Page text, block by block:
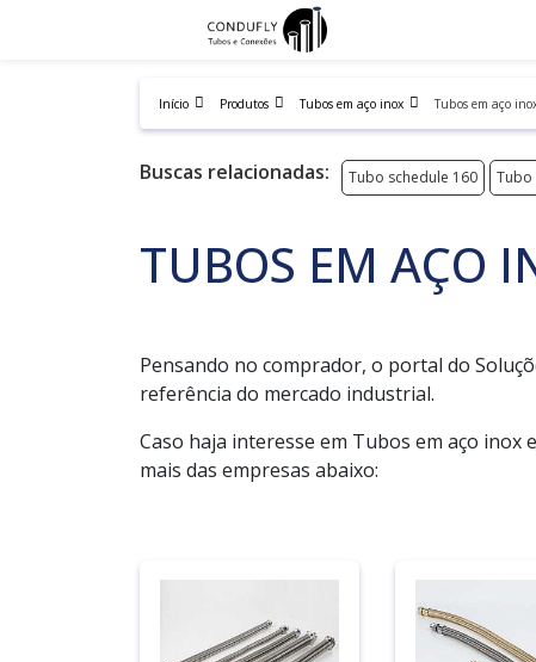
Início Produtos Tubos em aço inox Tubos em aço
Buscas relacionadas: Tubo schedule 160 Tubo
TUBOS EM AÇO
Pensando no comprador, o portal do
referência do mercado industrial.
Caso haja interesse em Tubos em aço
mais das empresas abaixo: